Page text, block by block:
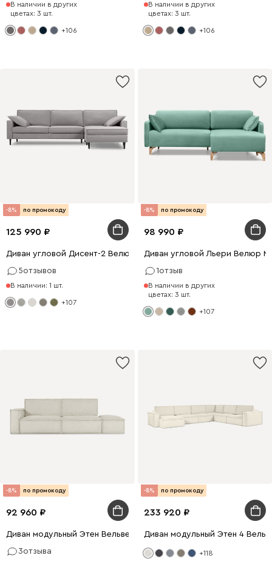
В наличии в других
цветах: 3 шт.
+106
В наличии в других
цветах: 3 шт.
+106
-8% по промокоду
125 990
Диван угловой Дисент-2 Велюр Светло-серый
5отзывов
В наличии: 1 шт.
+107
-8% по промокоду
98 990
Диван угловой Льери Велюр
1отзыв
В наличии в других
цветах: 3 шт.
+107
-8% по промокоду
92 960
Диван модульный Этен Вельвет Молочный
3отзыва
-8% по промокоду
233 920
Диван модульный Этен 4
+118